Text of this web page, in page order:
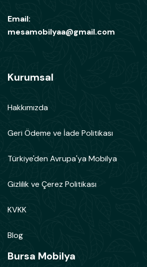
Email:
mesamobilyaa@gmail.com
Kurumsal
Hakkımızda
Geri Ödeme ve İade Politikası
Türkiye'den Avrupa'ya Mobilya
Gizlilik ve Çerez Politikası
KVKK
Blog
Bursa Mobilya